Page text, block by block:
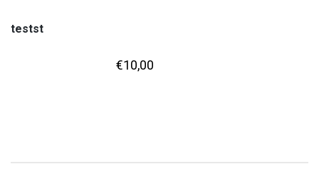
testst
€10,00